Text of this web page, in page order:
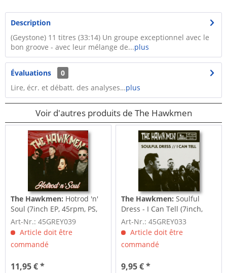
Description
(Geystone) 11 titres (33:14) Un groupe exceptionnel avec le
bon groove - avec leur mélange de...plus
Évaluations
0
Lire, écr. et débatt. des analyses…plus
Voir d'autres produits de The Hawkmen
The Hawkmen: Hotrod 'n'
Soul (7inch EP, 45rpm, PS,
SC)
Art-Nr.: 45GREY039
Article doit être
commandé
11,95 € *
The Hawkmen: Soulful
Dress - I Can Tell (7inch,
45rpm, PS, SC)
Art-Nr.: 45GREY033
Article doit être
commandé
9,95 € *